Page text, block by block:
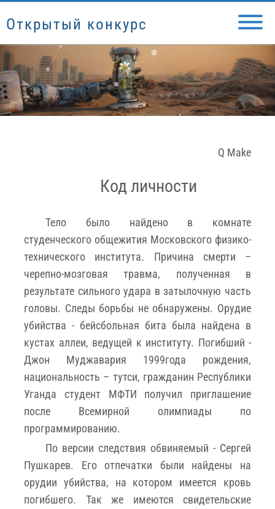
Открытый конкурс
Q Make
Код личности
Тело было найдено в комнате
студенческого общежития Московского физико-
технического института. Причина смерти –
черепно-мозговая травма, полученная в
результате сильного удара в затылочную часть
головы. Следы борьбы не обнаружены. Орудие
убийства - бейсбольная бита была найдена в
кустах аллеи, ведущей к институту. Погибший -
Джон Муджавария 1999года рождения,
национальность – тутси, гражданин Республики
Уганда студент МФТИ получил приглашение
после Всемирной олимпиады по
программированию.
По версии следствия обвиняемый - Сергей
Пушкарев. Его отпечатки были найдены на
орудии убийства, на котором имеется кровь
погибшего. Так же имеются свидетельские